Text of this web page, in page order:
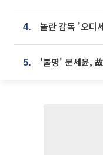
4.
5.